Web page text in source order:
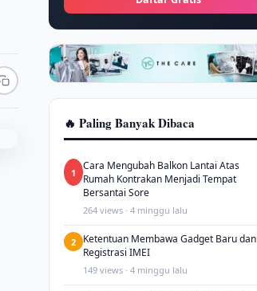
🔥 Paling Banyak Dibaca
1
Cara Mengubah Balkon Lantai Atas
Rumah Kontrakan Menjadi Tempat
Bersantai Sore
264 views · 4 minggu lalu
2
Ketentuan Membawa Gadget Baru dan
Registrasi IMEI
149 views · 4 minggu lalu